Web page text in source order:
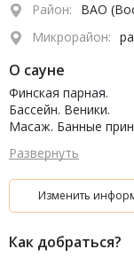
Район:
ВАО
Микрорайон:
О сауне
Финская парная.
Бассейн. Веники.
Масаж. Банные
комната отдыха.
Парковка.
Развернуть
Изменить
Как добраться?